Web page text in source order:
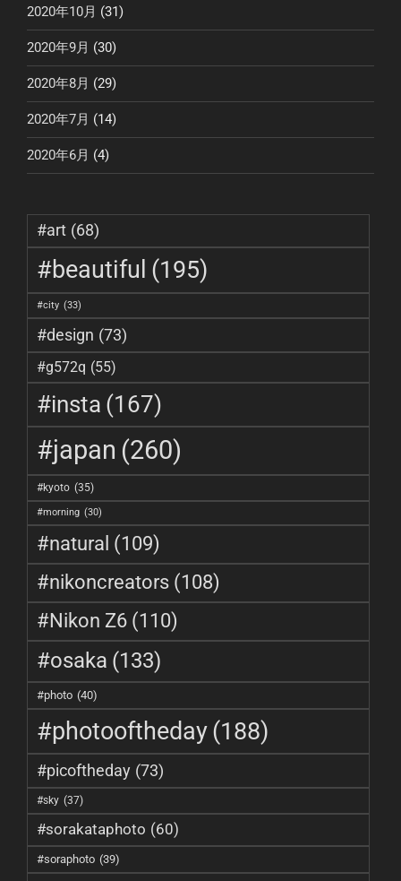
2020年10月 (31)
2020年9月 (30)
2020年8月 (29)
2020年7月 (14)
2020年6月 (4)
#art (68)
#beautiful (195)
#city (33)
#design (73)
#g572q (55)
#insta (167)
#japan (260)
#kyoto (35)
#morning (30)
#natural (109)
#nikoncreators (108)
#Nikon Z6 (110)
#osaka (133)
#photo (40)
#photooftheday(188)
#picoftheday (73)
#sky (37)
#sorakataphoto (60)
#soraphoto (39)